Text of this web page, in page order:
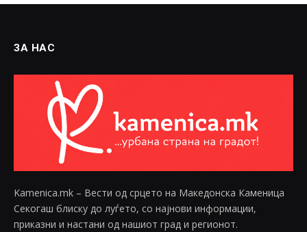
ЗА НАС
Kamenica.mk – Вести од срцето на Македонска Каменица
Секогаш блиску до луѓето, со најнови информации,
приказни и настани од нашиот град и регионот.